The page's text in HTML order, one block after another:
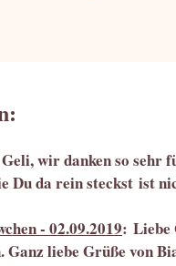
wir danken so sehr
Du da rein steckst ist
- 02.09.2019: Liebe
liebe Grüße von